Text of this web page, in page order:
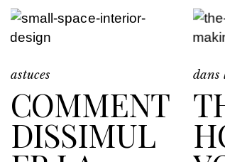
astuces
COMMENT
DISSIMUL
dans